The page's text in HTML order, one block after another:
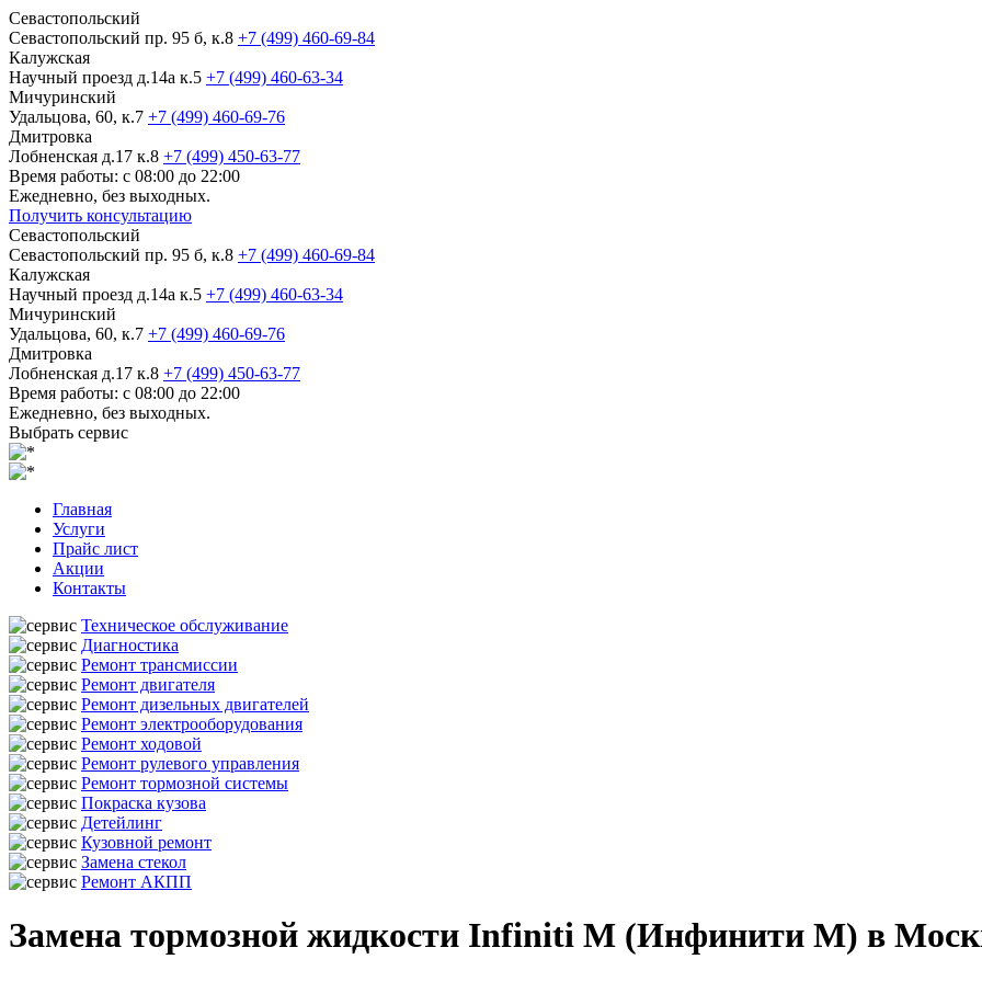
Севастопольский
Севастопольский пр. 95 б, к.8 +7 (499) 460-69-84
Калужская
Научный проезд д.14а к.5 +7 (499) 460-63-34
Мичуринский
Удальцова, 60, к.7 +7 (499) 460-69-76
Дмитровка
Лобненская д.17 к.8 +7 (499) 450-63-77
Время работы: с 08:00 до 22:00
Ежедневно, без выходных.
Получить консультацию
Севастопольский
Севастопольский пр. 95 б, к.8 +7 (499) 460-69-84
Калужская
Научный проезд д.14а к.5 +7 (499) 460-63-34
Мичуринский
Удальцова, 60, к.7 +7 (499) 460-69-76
Дмитровка
Лобненская д.17 к.8 +7 (499) 450-63-77
Время работы: с 08:00 до 22:00
Ежедневно, без выходных.
Выбрать сервис
Главная
Услуги
Прайс лист
Акции
Контакты
Техническое обслуживание
Диагностика
Ремонт трансмиссии
Ремонт двигателя
Ремонт дизельных двигателей
Ремонт электрооборудования
Ремонт ходовой
Ремонт рулевого управления
Ремонт тормозной системы
Покраска кузова
Детейлинг
Кузовной ремонт
Замена стекол
Ремонт АКПП
Замена тормозной жидкости Infiniti M (Инфинити М) в